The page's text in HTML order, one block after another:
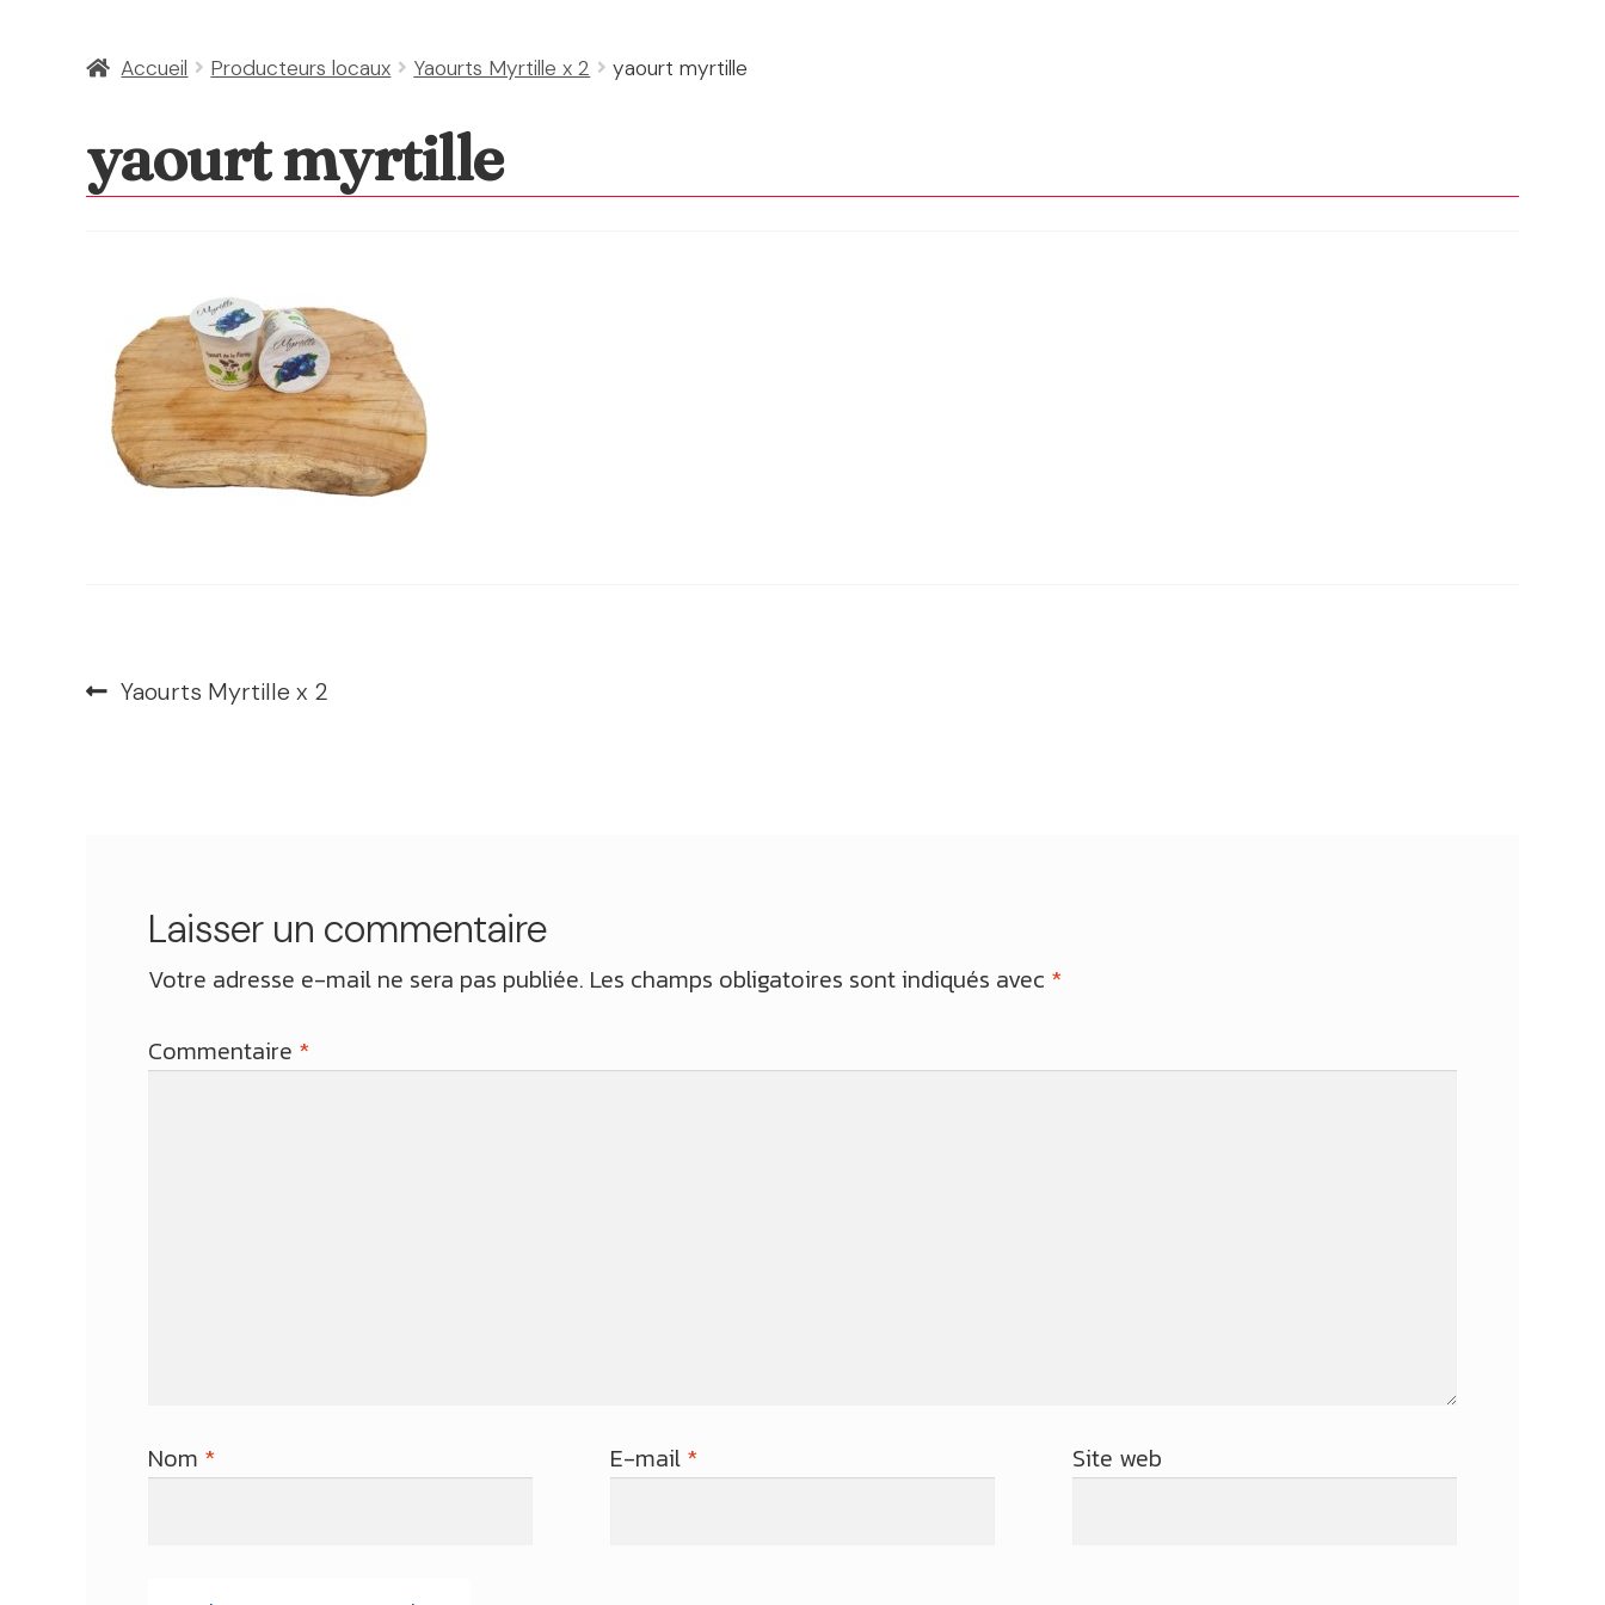
Accueil Producteurs locaux Yaourts Myrtille x 2 yaourt myrtille
yaourt myrtille
Navigation
Article
Yaourts Myrtille x 2
Laisser un commentaire
Votre adresse e-mail ne sera pas publiée. Les champs obligatoires sont indiqués avec *
Commentaire *
Nom * E-mail * Site web